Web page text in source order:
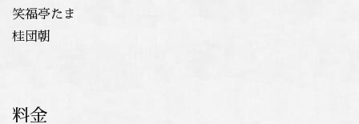
笑福亭たま
桂団朝
料金